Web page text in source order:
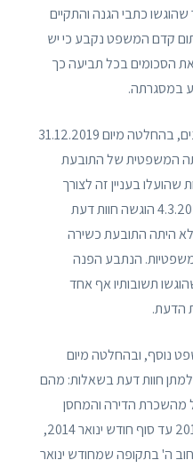
כתבי הגנה והתקיים
קדם המשפט נקבע כי יש
הסכומים בכל תביעה כך
במסגרתה.
לאחר שהוגשו כתבי תביעה מתוקנים, בהחלטה מיום 31.12.2019
המשפטית של התובעת
הטענות שהועלו בעניין זה לצורך
חישוב תקופת ההתיישנות. ביום 4.3.2020 הוגשה חוות דעת
היתה התובעת כשירה
משפטיות. הנתבע הפנה
תשובותיו אף אחד
הדעת.
קדם משפט נוסף, ובהחלטה מיום
למתן חוות דעת בשאלות: מהם
מהשכרת הדירה והמחסן
ברחוב ב' בתקופה שמחודש יוני 2010 עד סוף חודש ינואר 2014,
הפנטהאוז ודירה 15 ברחוב ה' בתקופה שמחודש ינואר